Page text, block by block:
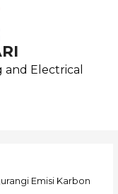
Electrical
Emisi Karbon